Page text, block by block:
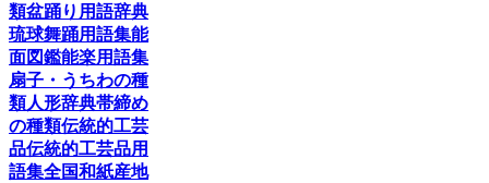
類盆踊り用語辞典
琉球舞踊用語集能
面図鑑能楽用語集
扇子・うちわの種
類人形辞典帯締め
の種類伝統的工芸
品伝統的工芸品用
語集全国和紙産地